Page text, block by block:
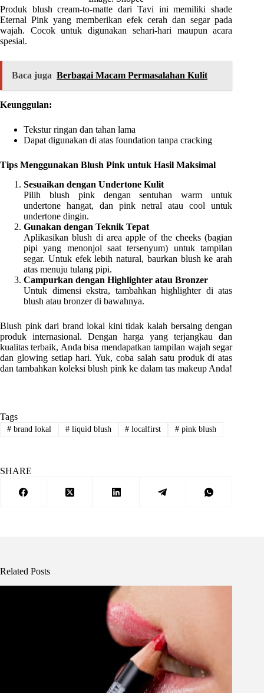
Produk blush cream-to-matte dari Tavi ini memiliki shade
Eternal Pink yang memberikan efek cerah dan segar pada
wajah. Cocok untuk digunakan sehari-hari maupun acara
spesial.
Baca juga Berbagai Macam Permasalahan Kulit
Keunggulan:
Tekstur ringan dan tahan lama
Dapat digunakan di atas foundation tanpa cracking
Tips Menggunakan Blush Pink untuk Hasil Maksimal
Sesuaikan dengan Undertone Kulit
Pilih blush pink dengan sentuhan warm untuk
undertone hangat, dan pink netral atau cool untuk
undertone dingin.
Gunakan dengan Teknik Tepat
Aplikasikan blush di area apple of the cheeks (bagian
pipi yang menonjol saat tersenyum) untuk tampilan
segar. Untuk efek lebih natural, baurkan blush ke arah
atas menuju tulang pipi.
Campurkan dengan Highlighter atau Bronzer
Untuk dimensi ekstra, tambahkan highlighter di atas
blush atau bronzer di bawahnya.
Blush pink dari brand lokal kini tidak kalah bersaing dengan
produk internasional. Dengan harga yang terjangkau dan
kualitas terbaik, Anda bisa mendapatkan tampilan wajah segar
dan glowing setiap hari. Yuk, coba salah satu produk di atas
dan tambahkan koleksi blush pink ke dalam tas makeup Anda!
Tags
#brand lokal #liquid blush # localfirst # pink blush
SHARE
Related Posts